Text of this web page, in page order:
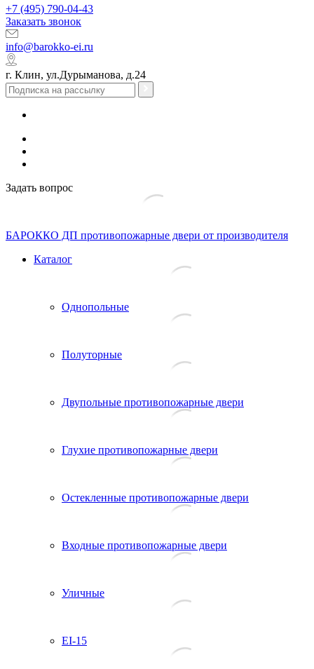
+7 (495) 790-04-43
Заказать звонок
info@barokko-ei.ru
г. Клин, ул.Дурыманова, д.24
Задать вопрос
БАРОККО ДП противопожарные двери от производителя
Каталог
Однопольные
Полуторные
Двупольные противопожарные двери
Глухие противопожарные двери
Остекленные противопожарные двери
Входные противопожарные двери
Уличные
EI-15